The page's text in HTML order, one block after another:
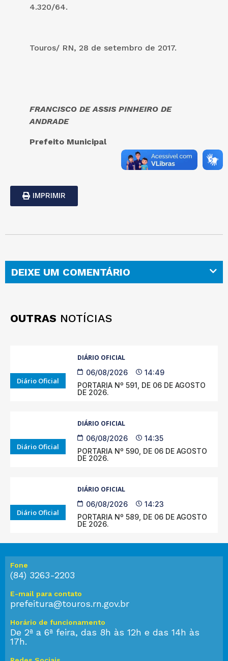
4.320/64.
Touros/ RN, 28 de setembro de 2017.
FRANCISCO DE ASSIS PINHEIRO DE
ANDRADE
Prefeito Municipal
IMPRIMIR
DEIXE UM COMENTÁRIO
OUTRAS NOTÍCIAS
Diário Oficial
DIÁRIO OFICIAL
06/08/2026
14:49
PORTARIA Nº 591, DE 06 DE AGOSTO
DE 2026.
Diário Oficial
DIÁRIO OFICIAL
06/08/2026
14:35
PORTARIA Nº 590, DE 06 DE AGOSTO
DE 2026.
Diário Oficial
DIÁRIO OFICIAL
06/08/2026
14:23
PORTARIA Nº 589, DE 06 DE AGOSTO
DE 2026.
Fone
(84) 3263-2203
E-mail para contato
prefeitura@touros.rn.gov.br
Horário de funcionamento
De 2ª a 6ª feira, das 8h às 12h e das 14h às
17h.